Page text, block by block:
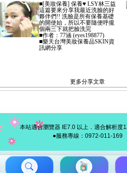
■[美妝保養] 保養♥ LSY林三益
這篇要來分享我最近洗臉的好
夥伴們!! 洗臉是所有保養基礎
的開使始，所以不要隨便呼攏
個兩三下就把臉洗完
■作者：77涵 (eyes198877)
■樂天台灣美妝保養品SKIN資
訊網分享
更多分享文章
本站適合瀏覽器 IE7.0 以上．適合解析度
●服務專線：0972-011-169